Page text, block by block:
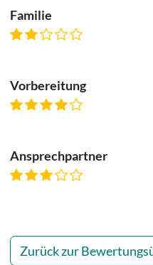
Familie
Vorbereitung
Ansprechpartner
Zurück zur